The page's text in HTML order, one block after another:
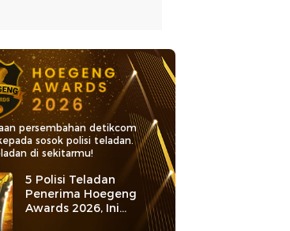
persembahan detikcom
sosok polisi teladan.
di sekitarmu!
5 Polisi Teladan
Penerima Hoegeng
Awards 2026, Ini
Kategori dan Kiprahnya